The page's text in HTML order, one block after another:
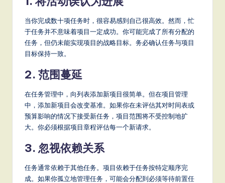
当你完成数十项任务时，很容易感到自己很高效。然而，忙
于任务并不意味着项目一定成功。你可能完成了所有分配的
任务，但仍未能实现项目的战略目标。务必确认任务与项目
目标保持一致。
2. 范围蔓延
在任务管理中，向列表添加新项目很简单。但在项目管理
中，添加新项目会改变基准。如果你在未评估其对时间表或
预算影响的情况下接受新任务，项目范围将不受控制地扩
大。你必须根据项目章程评估每一个新请求。
3. 忽视依赖关系
任务通常依赖于其他任务。项目依赖于任务按特定顺序完
成。如果你孤立地管理任务，可能会分配到必须等待前置任